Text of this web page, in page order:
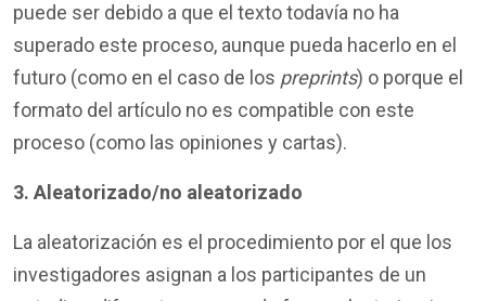
puede ser debido a que el texto todavía no ha
superado este proceso, aunque pueda hacerlo en el
futuro (como en el caso de los preprints) o porque el
formato del artículo no es compatible con este
proceso (como las opiniones y cartas).
3. Aleatorizado/no aleatorizado
La aleatorización es el procedimiento por el que los
investigadores asignan a los participantes de un